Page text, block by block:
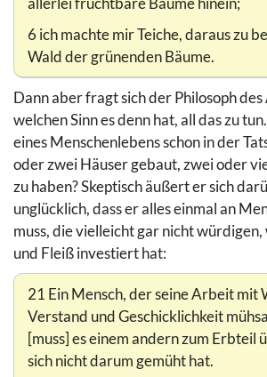
6 ich machte mir Teiche, daraus zu
Wald der grünenden Bäume.
Dann aber fragt sich der Philosoph
welchen Sinn es denn hat, all das zu
eines Menschenlebens schon in der
oder zwei Häuser gebaut, zwei oder
zu haben? Skeptisch äußert er sich
unglücklich, dass er alles einmal an
muss, die vielleicht gar nicht
und Fleiß investiert hat:
21 Ein Mensch, der seine Arbeit mit
Verstand und Geschicklichkeit
[muss] es einem andern zum Erbteil
sich nicht darum gemüht hat.